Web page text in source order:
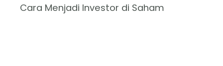
Cara Menjadi Investor di Saham